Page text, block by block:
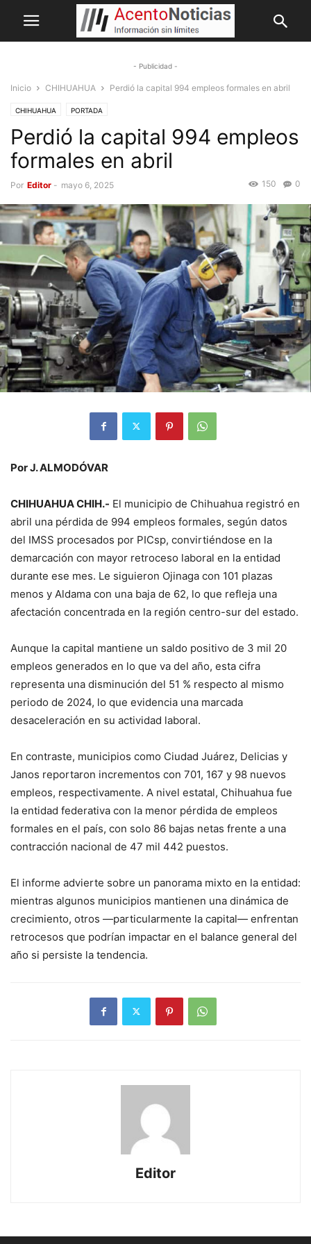
- Publicidad -
Inicio CHIHUAHUA Perdió la capital 994 empleos formales en abril
CHIHUAHUA PORTADA
Perdió la capital 994 empleos
formales en abril
Por Editor - mayo 6, 2025 0
150
Por J. ALMODÓVAR
CHIHUAHUA CHIH.- El municipio de Chihuahua registró en
abril una pérdida de 994 empleos formales, según datos
del IMSS procesados por PICsp, convirtiéndose en la
demarcación con mayor retroceso laboral en la entidad
durante ese mes. Le siguieron Ojinaga con 101 plazas
menos y Aldama con una baja de 62, lo que refleja una
afectación concentrada en la región centro-sur del estado.
Aunque la capital mantiene un saldo positivo de 3 mil 20
empleos generados en lo que va del año, esta cifra
representa una disminución del 51 % respecto al mismo
periodo de 2024, lo que evidencia una marcada
desaceleración en su actividad laboral.
En contraste, municipios como Ciudad Juárez, Delicias y
Janos reportaron incrementos con 701, 167 y 98 nuevos
empleos, respectivamente. A nivel estatal, Chihuahua fue
la entidad federativa con la menor pérdida de empleos
formales en el país, con solo 86 bajas netas frente a una
contracción nacional de 47 mil 442 puestos.
El informe advierte sobre un panorama mixto en la entidad:
mientras algunos municipios mantienen una dinámica de
crecimiento, otros —particularmente la capital— enfrentan
retrocesos que podrían impactar en el balance general del
año si persiste la tendencia.
Editor